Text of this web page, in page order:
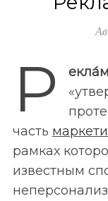
Р
часть
рамках
известным